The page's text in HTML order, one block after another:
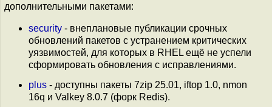
дополнительными пакетами:
security - внеплановые публикации срочных
обновлений пакетов с устранением критических
уязвимостей, для которых в RHEL ещё не успели
сформировать обновления с исправлениями.
plus - доступны пакеты 7zip 25.01, iftop 1.0, nmon
16q и Valkey 8.0.7 (форк Redis).